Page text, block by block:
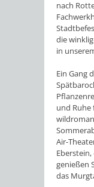
nach
die
in
Ein Gang
und Ruhe
Air-
genießen
das